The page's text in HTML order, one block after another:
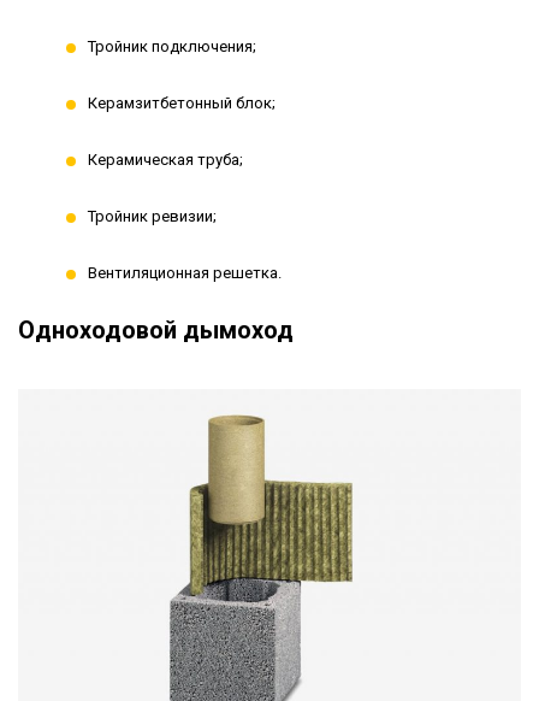
Тройник подключения;
Керамзитбетонный блок;
Керамическая труба;
Тройник ревизии;
Вентиляционная решетка.
Одноходовой дымоход